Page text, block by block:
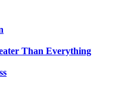
Than Everything